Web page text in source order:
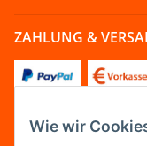
Wie wir
ZAHLUNG &